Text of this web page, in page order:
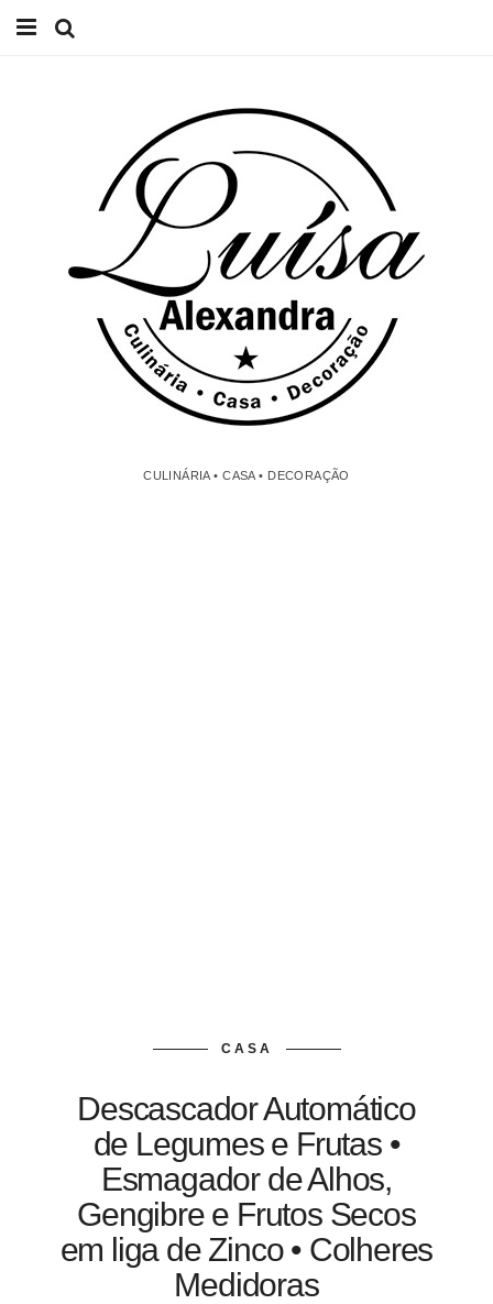
CULINÁRIA • CASA • DECORAÇÃO
CASA
Descascador Automático
de Legumes e Frutas •
Esmagador de Alhos,
Gengibre e Frutos Secos
em liga de Zinco • Colheres
Medidoras